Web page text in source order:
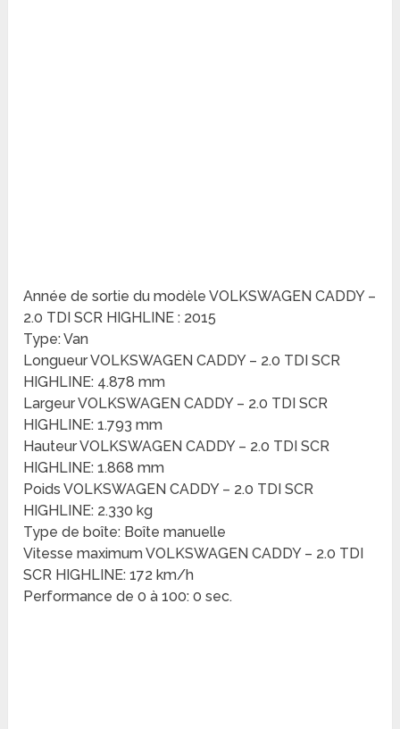
Année de sortie du modèle VOLKSWAGEN CADDY –
2.0 TDI SCR HIGHLINE : 2015
Type: Van
Longueur VOLKSWAGEN CADDY – 2.0 TDI SCR
HIGHLINE: 4.878 mm
Largeur VOLKSWAGEN CADDY – 2.0 TDI SCR
HIGHLINE: 1.793 mm
Hauteur VOLKSWAGEN CADDY – 2.0 TDI SCR
HIGHLINE: 1.868 mm
Poids VOLKSWAGEN CADDY – 2.0 TDI SCR
HIGHLINE: 2.330 kg
Type de boîte: Boîte manuelle
Vitesse maximum VOLKSWAGEN CADDY – 2.0 TDI
SCR HIGHLINE: 172 km/h
Performance de 0 à 100: 0 sec.